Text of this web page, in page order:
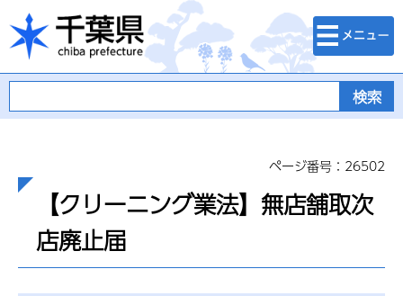
千葉県
検索・メニュ
ー
ページ番号：26502
【クリーニング業法】無店舗取次
店廃止届